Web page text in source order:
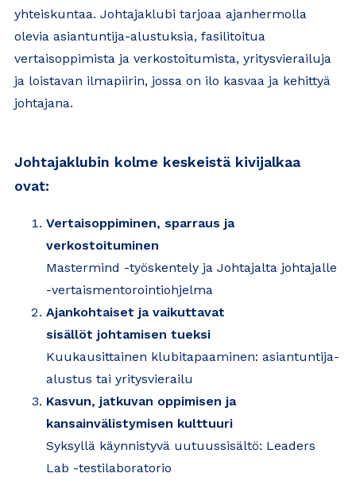
yhteiskuntaa. Johtajaklubi tarjoaa ajanhermolla
olevia asiantuntija-alustuksia, fasilitoitua
vertaisoppimista ja verkostoitumista, yritysvierailuja
ja loistavan ilmapiirin, jossa on ilo kasvaa ja kehittyä
johtajana.
Johtajaklubin kolme keskeistä kivijalkaa
ovat:
Vertaisoppiminen, sparraus ja
verkostoituminen
Mastermind -työskentely ja Johtajalta johtajalle
-vertaismentorointiohjelma
Ajankohtaiset ja vaikuttavat
sisällöt johtamisen tueksi
Kuukausittainen klubitapaaminen: asiantuntija-
alustus tai yritysvierailu
Kasvun, jatkuvan oppimisen ja
kansainvälistymisen kulttuuri
Syksyllä käynnistyvä uutuussisältö: Leaders
Lab -testilaboratorio